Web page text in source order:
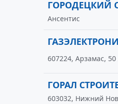
ГОРОДЕЦКИЙ
Ансентис
607224, Арзамас,
ГОРАЛ
603032, Нижний